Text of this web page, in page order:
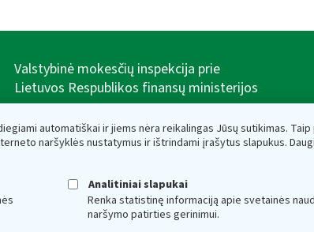
automatiškai ir jiems nėra reikalingas Jūsų sutikimas.
naršyklės nustatymus ir ištrindami įrašytus slapukus.
Analitiniai slapukai
Renka statistinę informaciją apie svetainės
naršymo patirties gerinimui.
Valstybinė mokesčių inspekcija prie
Lietuvos Respublikos finansų ministerijos
adresas: Vasario 16-osios g. 14, 01107 Vilnius, Lietuva,
el.paštas:vmi@vmi.lt, E. pristatymo dėžutės adresas
Lietuvos Respublikos finansų ministerijos kaupiami ir
saugomi Juridinių asmenų registre